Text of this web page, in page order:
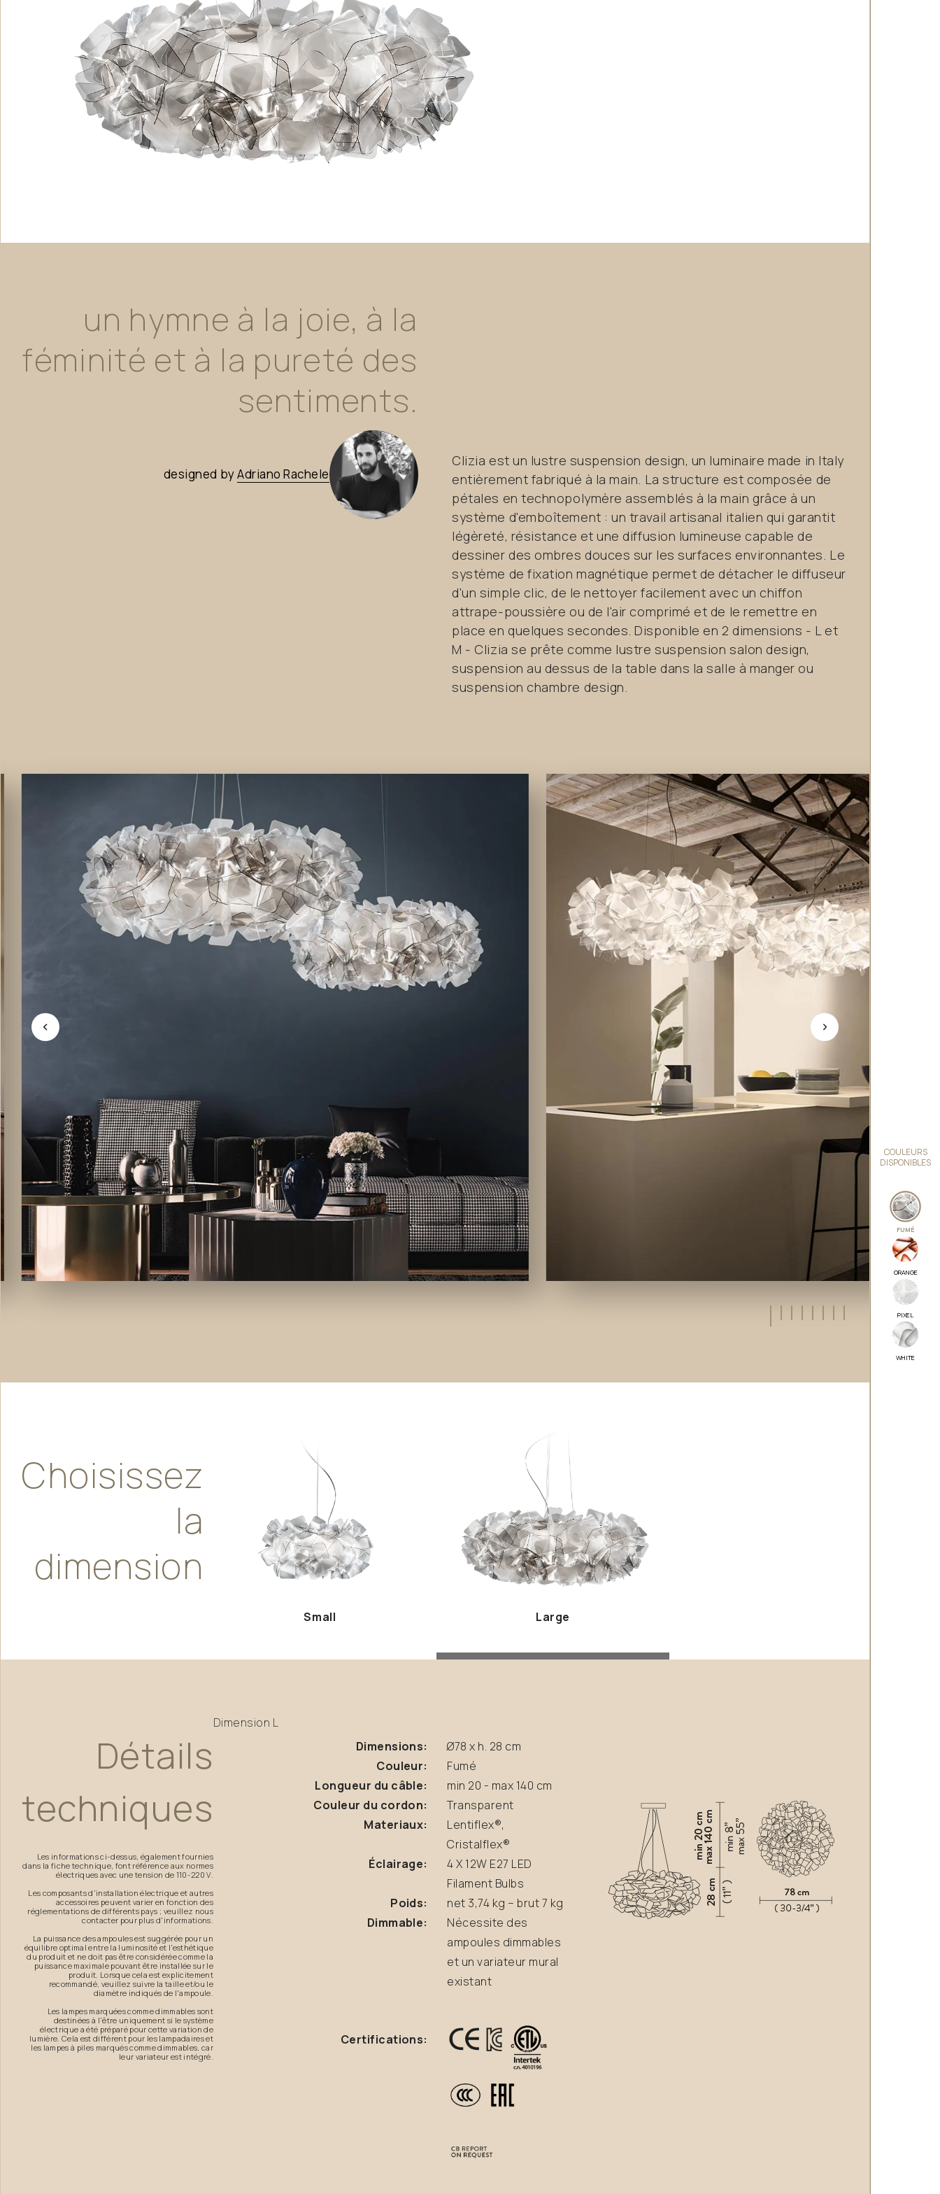
COULEURS
DISPONIBLES
FUMÉ
ORANGE
PIXEL
WHITE
un hymne à la joie, à la
féminité et à la pureté des
sentiments.
designed byAdriano Rachele
Clizia est un lustre suspension design, un luminaire made in Italy
entièrement fabriqué à la main. La structure est composée de
pétales en technopolymère assemblés à la main grâce à un
système d'emboîtement : un travail artisanal italien qui garantit
légèreté, résistance et une diffusion lumineuse capable de
dessiner des ombres douces sur les surfaces environnantes. Le
système de fixation magnétique permet de détacher le diffuseur
d'un simple clic, de le nettoyer facilement avec un chiffon
attrape-poussière ou de l'air comprimé et de le remettre en
place en quelques secondes. Disponible en 2 dimensions - L et
M - Clizia se prête comme lustre suspension salon design,
suspension au dessus de la table dans la salle à manger ou
suspension chambre design.
Choisissez
la
dimension
Small Large
Dimension L
Détails
techniques
Les informations ci-dessus, également fournies
dans la fiche technique, font référence aux normes
électriques avec une tension de 110-220 V.
Les composants d'installation électrique et autres
accessoires peuvent varier en fonction des
réglementations de différents pays ; veuillez nous
contacter pour plus d'informations.
La puissance des ampoules est suggérée pour un
équilibre optimal entre la luminosité et l'esthétique
du produit et ne doit pas être considérée comme la
puissance maximale pouvant être installée sur le
produit. Lorsque cela est explicitement
recommandé, veuillez suivre la taille et/ou le
diamètre indiqués de l'ampoule.
Les lampes marquées comme dimmables sont
destinées à l'être uniquement si le système
électrique a été préparé pour cette variation de
lumière. Cela est différent pour les lampadaires et
les lampes à piles marqués comme dimmables, car
leur variateur est intégré.
Dimensions:
Ø78 x h. 28 cm
Couleur:
Fumé
Longueur du câble:
min 20 - max 140 cm
Couleur du cordon:
Transparent
Materiaux:
Lentiflex®,
Cristalflex®
Éclairage:
4 X 12W E27 LED
Filament Bulbs
Poids:
net 3,74 kg – brut 7 kg
Dimmable:
Nécessite des
ampoules dimmables
et un variateur mural
existant
Certifications: